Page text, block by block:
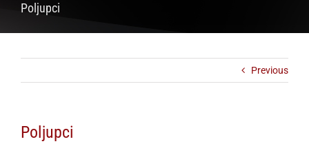
Poljupci
Previous
Poljupci